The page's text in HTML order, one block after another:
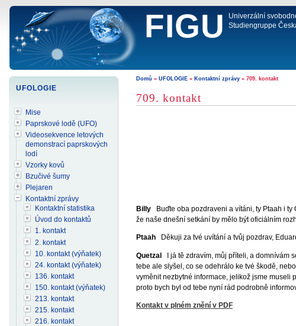
FIGU Univerzální
Studiengruppe
Domů » UFOLOGIE » Kontaktní zprávy » 709. kontakt
709. kontakt
Billy Buďte oba pozdraveni a vítáni, ty Ptaah i ty
že naše dnešní setkání by mělo být oficiálním
Ptaah Děkuji za tvé uvítání a tvůj pozdrav,
Quetzal I já tě zdravím, můj příteli, a domnívám
tebe ale slyšel, co se odehrálo ke tvé škodě,
vyměnit nezbytné informace, jelikož jsme museli
proto bych byl od tebe nyní rád podrobně
Kontakt v plném znění v PDF
UFOLOGIE
Mise
Paprskové lodě (UFO)
Videosekvence letových
demonstrací paprskových
lodí
Vzorky kovů
Bzučivé šumy
Plejaren
Kontaktní zprávy
Kontaktní statistika
Úvod do kontaktů
1. kontakt
2. kontakt
10. kontakt (výňatek)
24. kontakt (výňatek)
136. kontakt
150. kontakt (výňatek)
213. kontakt
215. kontakt
216. kontakt